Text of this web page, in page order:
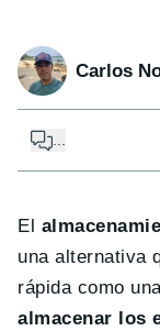
Carlos
...
El
una alternativa
rápida como
almacenar los